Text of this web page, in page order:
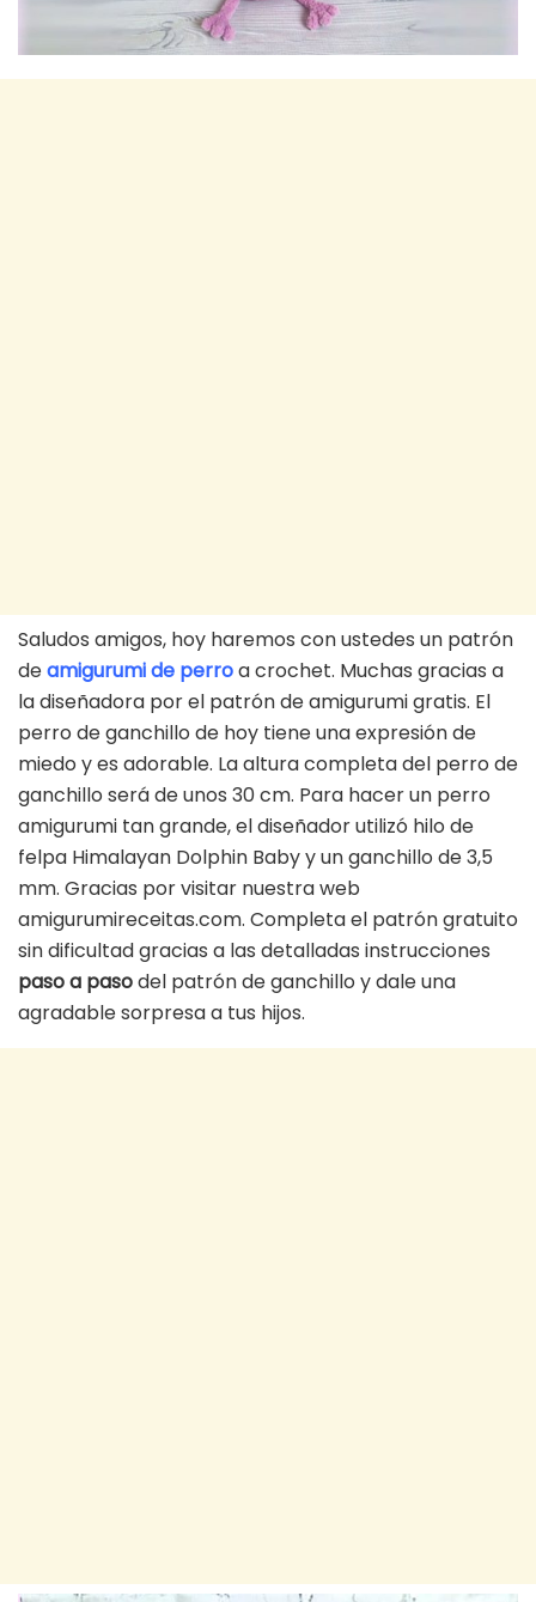
Saludos amigos, hoy haremos con ustedes un patrón
deamigurumi de perroa crochet. Muchas gracias a
la diseñadora por el patrón de amigurumi gratis. El
perro de ganchillo de hoy tiene una expresión de
miedo y es adorable. La altura completa del perro de
ganchillo será de unos 30 cm. Para hacer un perro
amigurumi tan grande, el diseñador utilizó hilo de
felpa Himalayan Dolphin Baby y un ganchillo de 3,5
mm. Gracias por visitar nuestra web
amigurumireceitas.com. Completa el patrón gratuito
sin dificultad gracias a las detalladas instrucciones
paso a pasodel patrón de ganchillo y dale una
agradable sorpresa a tus hijos.